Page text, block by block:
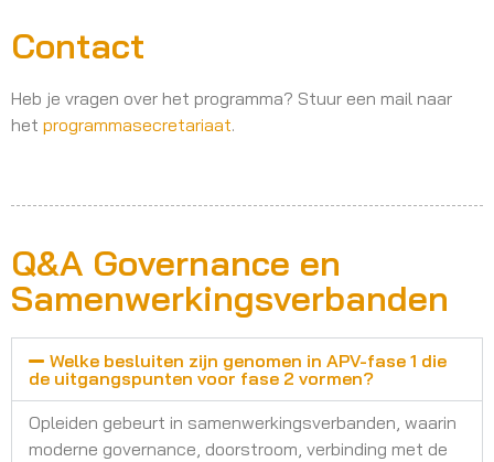
Contact
Heb je vragen over het programma? Stuur een mail naar
het programmasecretariaat.
Q&A Governance en
Samenwerkingsverbanden
Welke besluiten zijn genomen in APV-fase 1 die
de uitgangspunten voor fase 2 vormen?
Opleiden gebeurt in samenwerkingsverbanden, waarin
moderne governance, doorstroom, verbinding met de